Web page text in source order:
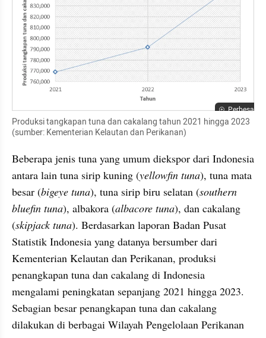
Perbesar
Produksi tangkapan tuna dan cakalang tahun 2021 hingga 2023
(sumber: Kementerian Kelautan dan Perikanan)
Beberapa jenis tuna yang umum diekspor dari Indonesia
antara lain tuna sirip kuning (yellowfin tuna), tuna mata
besar (bigeye tuna), tuna sirip biru selatan (southern
bluefin tuna), albakora (albacore tuna), dan cakalang
(skipjack tuna). Berdasarkan laporan Badan Pusat
Statistik Indonesia yang datanya bersumber dari
Kementerian Kelautan dan Perikanan, produksi
penangkapan tuna dan cakalang di Indonesia
mengalami peningkatan sepanjang 2021 hingga 2023.
Sebagian besar penangkapan tuna dan cakalang
dilakukan di berbagai Wilayah Pengelolaan Perikanan